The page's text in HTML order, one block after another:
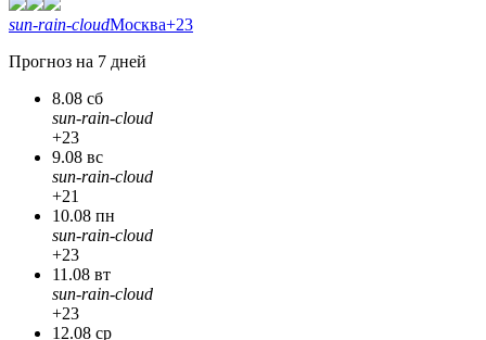
sun-rain-cloudМосква+23
Прогноз на 7 дней
8.08 сб
sun-rain-cloud
+23
9.08 вс
sun-rain-cloud
+21
10.08 пн
sun-rain-cloud
+23
11.08 вт
sun-rain-cloud
+23
12.08 ср